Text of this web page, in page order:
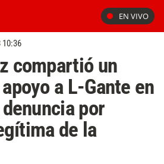
EN VIVO
10:36
compartió un
a L-Gante en
por
de la